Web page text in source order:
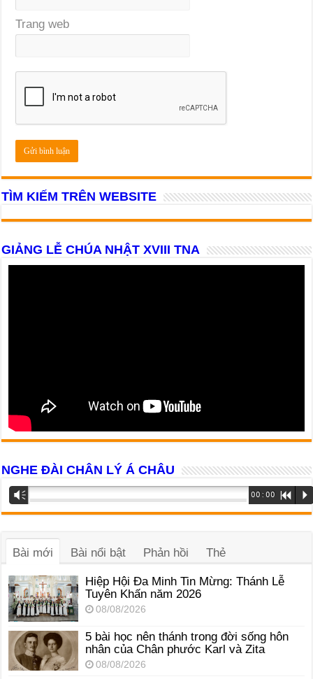
Trang web
TÌM KIẾM TRÊN WEBSITE
GIẢNG LỄ CHÚA NHẬT XVIII TNA
NGHE ĐÀI CHÂN LÝ Á CHÂU
Trình
phát
âm
Vm 00:00 R P
Bài mới Bài nổi bật Phản hồi Thẻ
Hiệp Hội Đa Minh Tin Mừng: Thánh Lễ
Tuyên Khấn năm 2026
08/08/2026
5 bài học nên thánh trong đời sống hôn
nhân của Chân phước Karl và Zita
08/08/2026